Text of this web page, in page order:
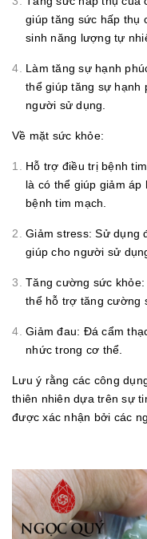
giúp tăng sức hấp thụ
sinh năng lượng tự
Làm tăng sự hạnh
thể giúp tăng sự hạnh
người sử dụng.
Về mặt sức khỏe:
Hỗ trợ điều trị bệnh
là có thể giúp giảm
bệnh tim mạch.
Giảm stress: Sử dụng
giúp cho người sử
Tăng cường sức
thể hỗ trợ tăng cường
Giảm đau: Đá cẩm
nhức trong cơ thể.
Lưu ý rằng các công
thiên nhiên dựa trên sự
được xác nhận bởi các